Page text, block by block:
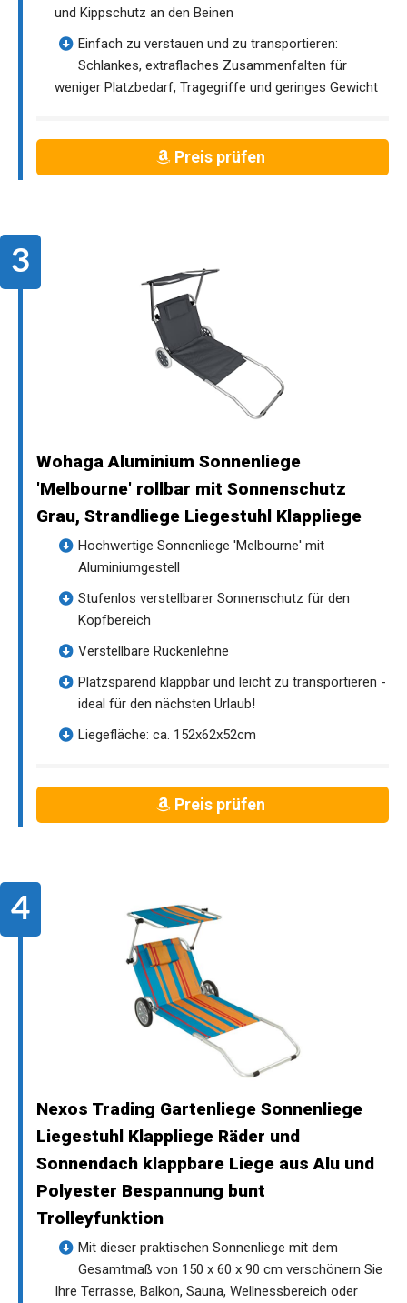
und Kippschutz an den Beinen
Einfach zu verstauen und zu transportieren:
Schlankes, extraflaches Zusammenfalten für
weniger Platzbedarf, Tragegriffe und geringes Gewicht
Preis prüfen
Wohaga Aluminium Sonnenliege
'Melbourne' rollbar mit Sonnenschutz
Grau, Strandliege Liegestuhl Klappliege
Hochwertige Sonnenliege 'Melbourne' mit
Aluminiumgestell
Stufenlos verstellbarer Sonnenschutz für den
Kopfbereich
Verstellbare Rückenlehne
Platzsparend klappbar und leicht zu transportieren -
ideal für den nächsten Urlaub!
Liegefläche: ca. 152x62x52cm
Preis prüfen
Nexos Trading Gartenliege Sonnenliege
Liegestuhl Klappliege Räder und
Sonnendach klappbare Liege aus Alu und
Polyester Bespannung bunt
Trolleyfunktion
Mit dieser praktischen Sonnenliege mit dem
Gesamtmaß von 150 x 60 x 90 cm verschönern Sie
Ihre Terrasse, Balkon, Sauna, Wellnessbereich oder